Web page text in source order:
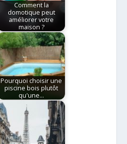
Comment la
domotique peut
améliorer votre
maison ?
Pourquoi choisir une
piscine bois plutôt
qu'une…